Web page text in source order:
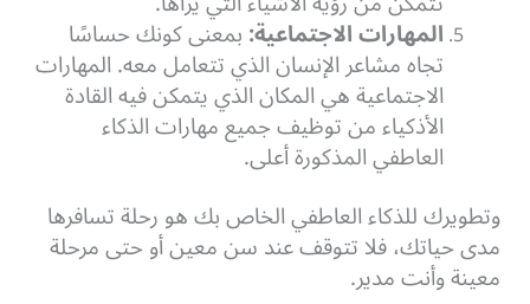
المهارات الاجتماعية:بمعنى كونك حساسًا
تجاه مشاعر الإنسان الذي تتعامل معه. المهارات
الاجتماعية هي المكان الذي يتمكن فيه القادة
الأذكياء من توظيف جميع مهارات الذكاء
العاطفي المذكورة أعلى.
وتطويرك للذكاء العاطفي الخاص بك هو رحلة تسافرها
مدى حياتك، فلا تتوقف عند سن معين أو حتى مرحلة
معينة وأنت مدير.